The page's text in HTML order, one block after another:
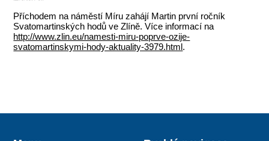
Příchodem na náměstí Míru zahájí Martin první ročník
Svatomartinských hodů ve Zlíně. Více informací na
http://www.zlin.eu/namesti-miru-poprve-ozije-
svatomartinskymi-hody-aktuality-3979.html.